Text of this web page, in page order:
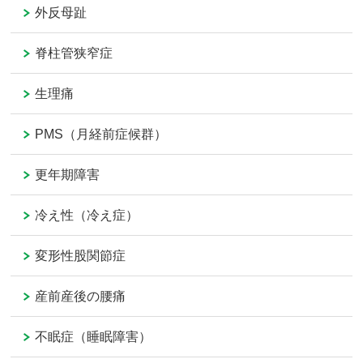
外反母趾
脊柱管狭窄症
生理痛
PMS（月経前症候群）
更年期障害
冷え性（冷え症）
変形性股関節症
産前産後の腰痛
不眠症（睡眠障害）